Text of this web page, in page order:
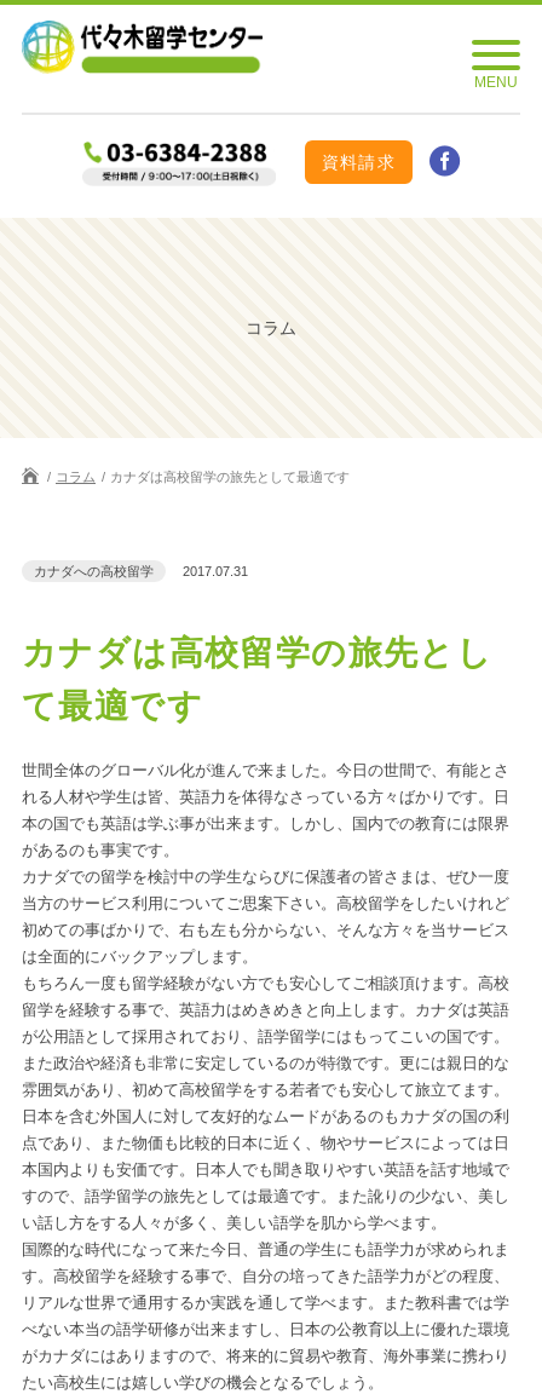
資料請求
コラム
コラム カナダは高校留学の旅先として最適です
カナダへの高校留学 2017.07.31
カナダは高校留学の旅先とし
て最適です
世間全体のグローバル化が進んで来ました。今日の世間で、有能とさ
れる人材や学生は皆、英語力を体得なさっている方々ばかりです。日
本の国でも英語は学ぶ事が出来ます。しかし、国内での教育には限界
があるのも事実です。
カナダでの留学を検討中の学生ならびに保護者の皆さまは、ぜひ一度
当方のサービス利用についてご思案下さい。 高校留学をしたいけれど
初めての事ばかりで、右も左も分からない、そんな方々を当サービス
は全面的にバックアップします。
もちろん一度も留学経験がない方でも安心してご相談頂けます。高校
留学を経験する事で、英語力はめきめきと向上します。カナダは英語
が公用語として採用されており、語学留学にはもってこいの国です。
また政治や経済も非常に安定しているのが特徴です。更には親日的な
雰囲気があり、初めて高校留学をする若者でも安心して旅立てます。
日本を含む外国人に対して友好的なムードがあるのもカナダの国の利
点であり、また物価も比較的日本に近く、物やサービスによっては日
本国内よりも安価です。日本人でも聞き取りやすい英語を話す地域で
すので、語学留学の旅先としては最適です。また訛りの少ない、美し
い話し方をする人々が多く、美しい語学を肌から学べます。
国際的な時代になって来た今日、普通の学生にも語学力が求められま
す。高校留学を経験する事で、自分の培ってきた語学力がどの程度、
リアルな世界で通用するか実践を通して学べます。また教科書では学
べない本当の語学研修が出来ますし、日本の公教育以上に優れた環境
がカナダにはありますので、将来的に貿易や教育、海外事業に携わり
たい高校生には嬉しい学びの機会となるでしょう。